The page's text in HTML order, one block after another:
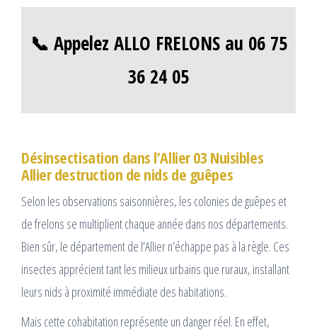
📞 Appelez ALLO FRELONS au 06 75
36 24 05
Désinsectisation dans l’Allier 03 Nuisibles
Allier destruction de nids de guêpes
Selon les observations saisonnières, les colonies de guêpes et
de frelons se multiplient chaque année dans nos départements.
Bien sûr, le département de l’Allier n’échappe pas à la règle. Ces
insectes apprécient tant les milieux urbains que ruraux, installant
leurs nids à proximité immédiate des habitations.
Mais cette cohabitation représente un danger réel. En effet,